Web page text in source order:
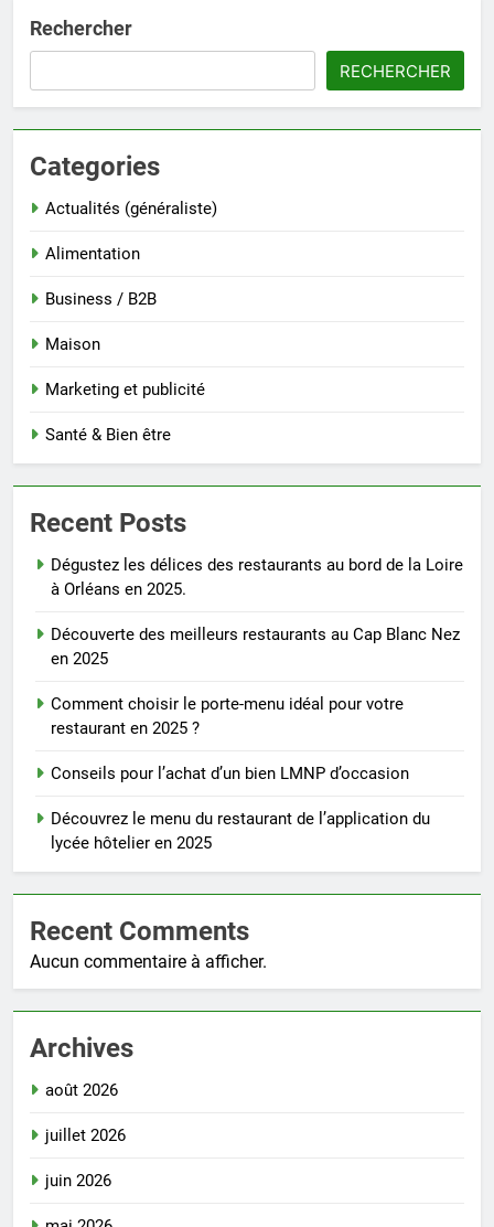
Rechercher
RECHERCHER
Categories
Actualités (généraliste)
Alimentation
Business / B2B
Maison
Marketing et publicité
Santé & Bien être
Recent Posts
Dégustez les délices des restaurants au bord de la Loire
à Orléans en 2025.
Découverte des meilleurs restaurants au Cap Blanc Nez
en 2025
Comment choisir le porte-menu idéal pour votre
restaurant en 2025 ?
Conseils pour l’achat d’un bien LMNP d’occasion
Découvrez le menu du restaurant de l’application du
lycée hôtelier en 2025
Recent Comments
Aucun commentaire à afficher.
Archives
août 2026
juillet 2026
juin 2026